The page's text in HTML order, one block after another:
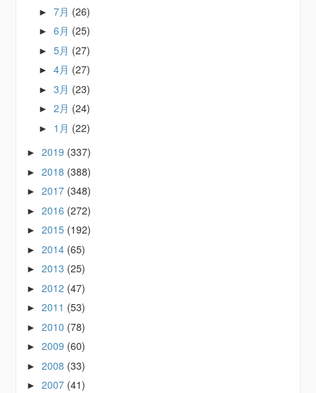
►7月 (26)
►6月 (25)
►5月 (27)
►4月 (27)
►3月 (23)
►2月 (24)
► 1月 (22)
►2019 (337)
►2018 (388)
►2017 (348)
►2016 (272)
►2015 (192)
►2014 (65)
►2013 (25)
►2012 (47)
►2011 (53)
►2010 (78)
►2009 (60)
►2008 (33)
►2007 (41)